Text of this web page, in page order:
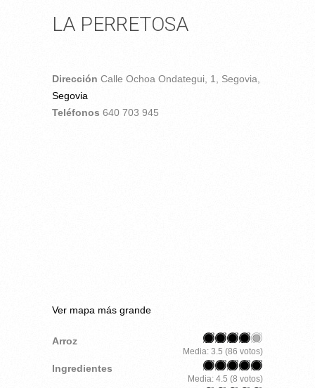
LA PERRETOSA
Dirección Calle Ochoa Ondategui, 1, Segovia,
Segovia
Teléfonos 640 703 945
Ver mapa más grande
Arroz
Media: 3.5 (86 votos)
Ingredientes
Media: 4.5 (8 votos)